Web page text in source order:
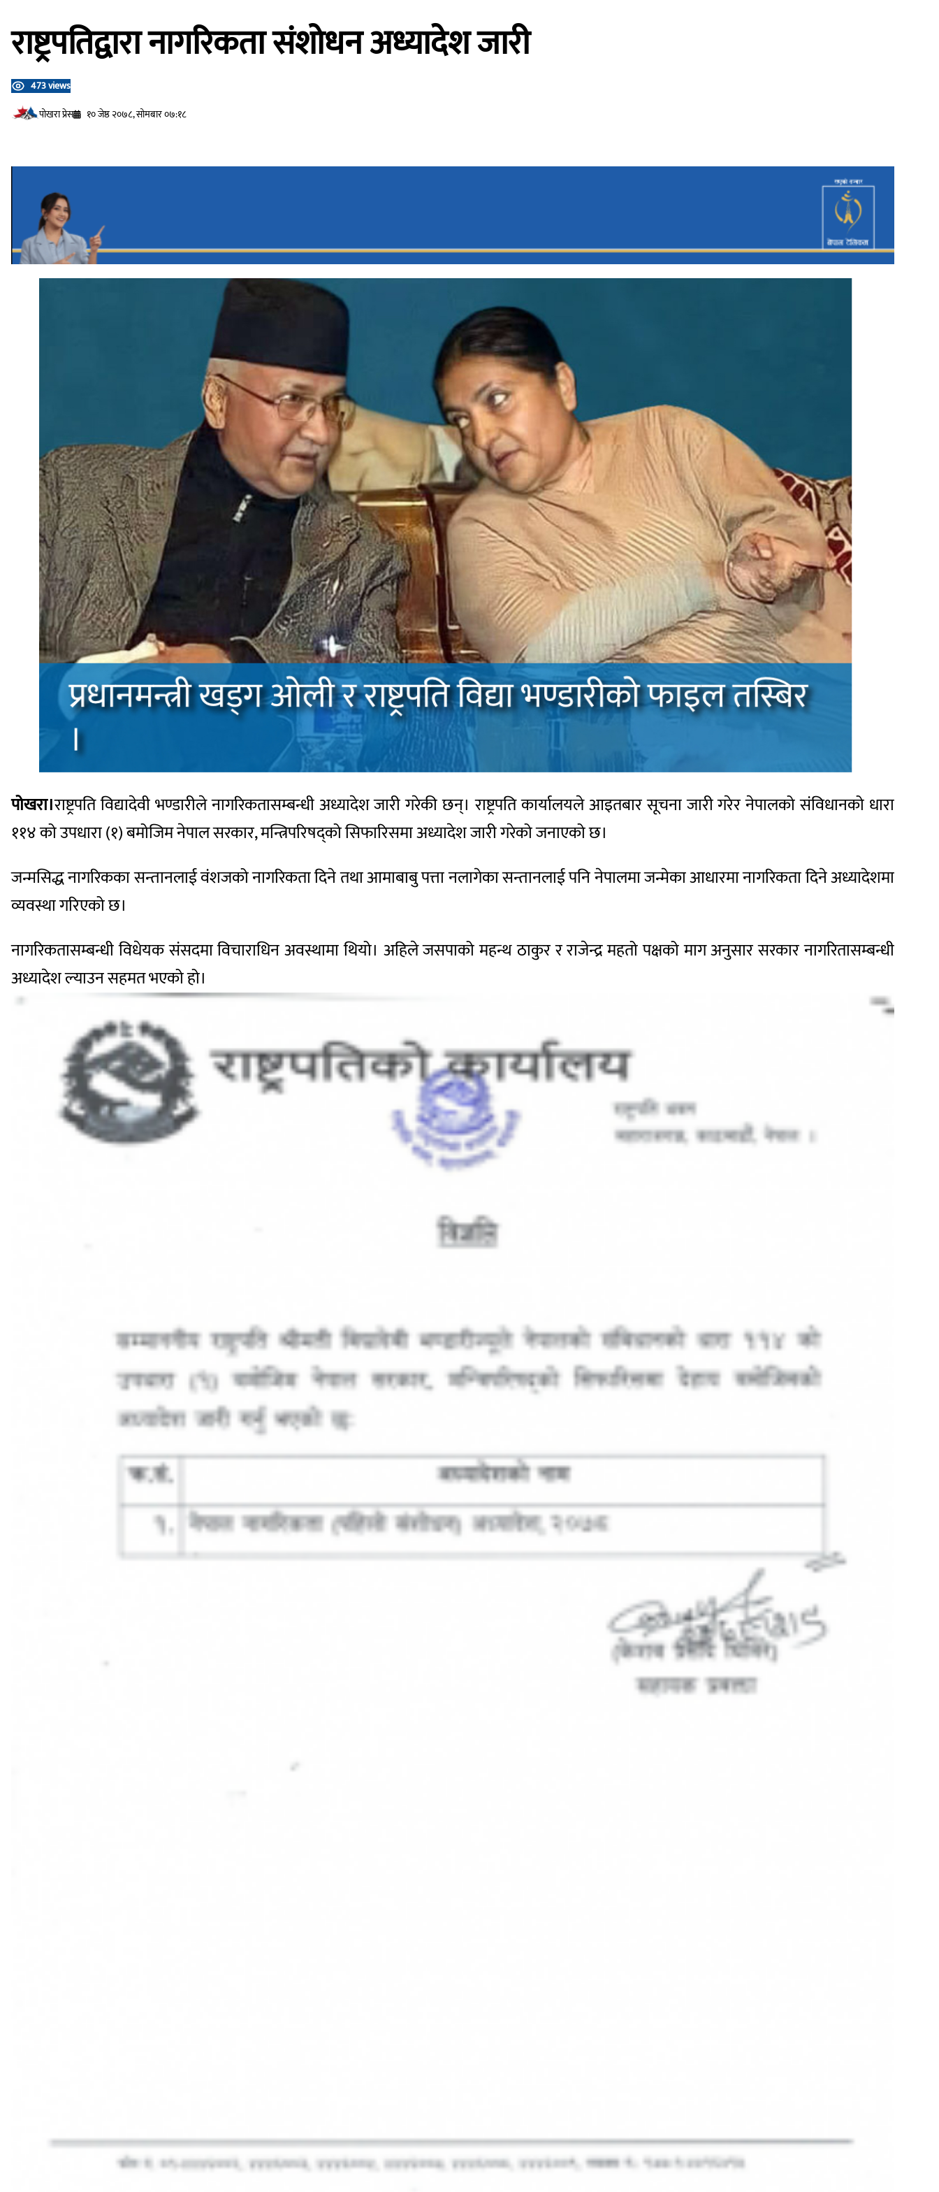
राष्ट्रपतिद्वारा नागरिकता संशोधन अध्यादेश जारी
473 views
प‍ोखरा प्रेस
१० जेष्ठ २०७८, सोमबार ०७:१८
पोखरा।राष्ट्रपति विद्यादेवी भण्डारीले नागरिकतासम्बन्धी अध्यादेश जारी गरेकी छन्। राष्ट्रपति कार्यालयले आइतबार सूचना जारी गरेर नेपालको संविधानको धारा
११४ को उपधारा (१) बमोजिम नेपाल सरकार, मन्त्रिपरिषद्को सिफारिसमा अध्यादेश जारी गरेको जनाएको छ।
जन्मसिद्ध नागरिकका सन्तानलाई वंशजको नागरिकता दिने तथा आमाबाबु पत्ता नलागेका सन्तानलाई पनि नेपालमा जन्मेका आधारमा नागरिकता दिने अध्यादेशमा
व्यवस्था गरिएको छ।
नागरिकतासम्बन्धी विधेयक संसदमा विचाराधिन अवस्थामा थियो। अहिले जसपाको महन्थ ठाकुर र राजेन्द्र महतो पक्षको माग अनुसार सरकार नागरितासम्बन्धी
अध्यादेश ल्याउन सहमत भएको हो।